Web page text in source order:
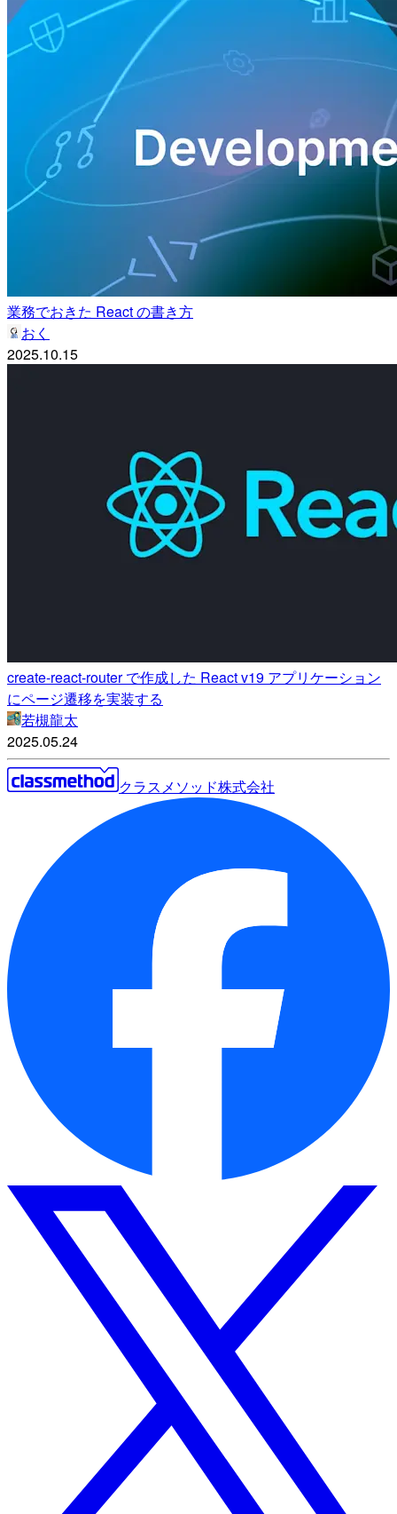
業務でおきた React の書き方
おく
2025.10.15
create-react-router で作成した React v19 アプリケーション
にページ遷移を実装する
若槻龍太
2025.05.24
クラスメソッド株式会社